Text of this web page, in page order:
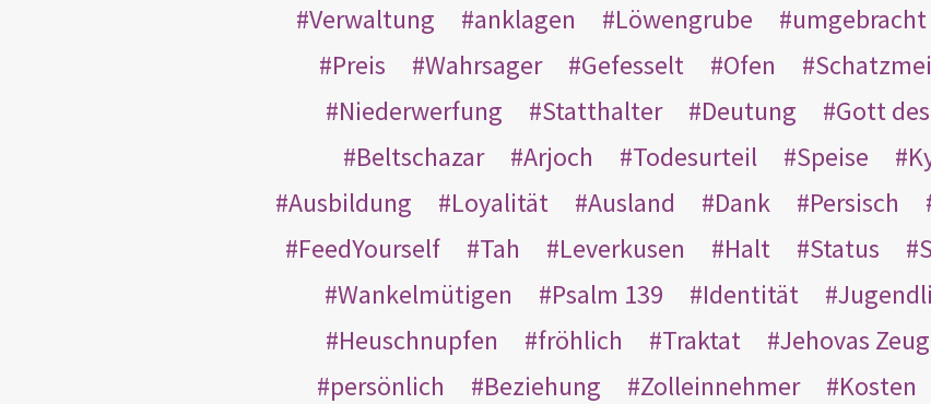
Verwaltung
anklagen Löwengrube umgebracht
Preis
Wahrsager Gefesselt Ofen
Niederwerfung
Statthalter Deutung Gott
Beltschazar
Arjoch Todesurteil Speise
Ausbildung
Loyalität Ausland Dank Persisch
FeedYourself
Tah Leverkusen Halt Status
Wankelmütigen
Psalm 139 Identität
Heuschnupfen
fröhlich Traktat Jehovas
persönlich
Beziehung Zolleinnehmer Kosten